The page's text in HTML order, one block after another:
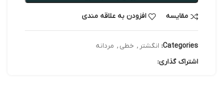
مقایسه افزودن به علاقه مندی
Categories: انگشتر , خطی , مردانه
اشتراک گذاری: